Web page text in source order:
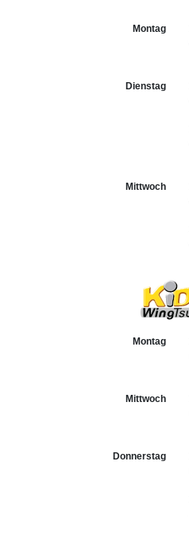
Montag
Dienstag
Mittwoch
Montag
Mittwoch
Donnerstag